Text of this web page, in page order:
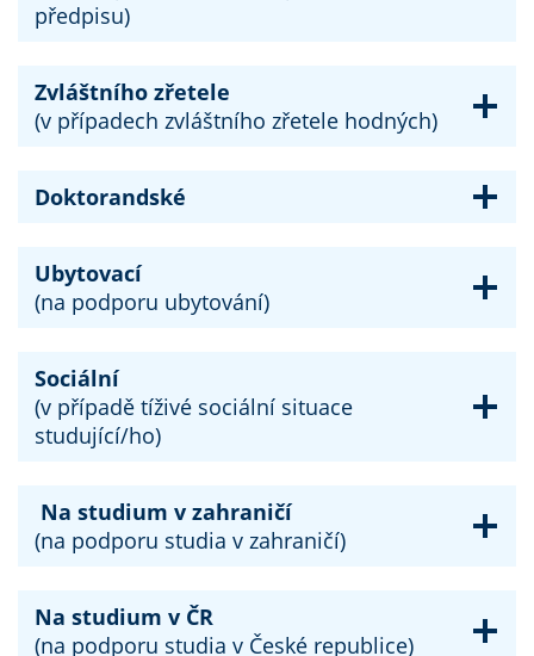
předpisu)
Zvláštního zřetele
(v případech zvláštního zřetele hodných)
Doktorandské
Ubytovací
(na podporu ubytování)
Sociální
(v případě tíživé sociální situace
studující/ho)
Na studium v zahraničí
(na podporu studia v zahraničí)
Na studium v ČR
(na podporu studia v České republice)